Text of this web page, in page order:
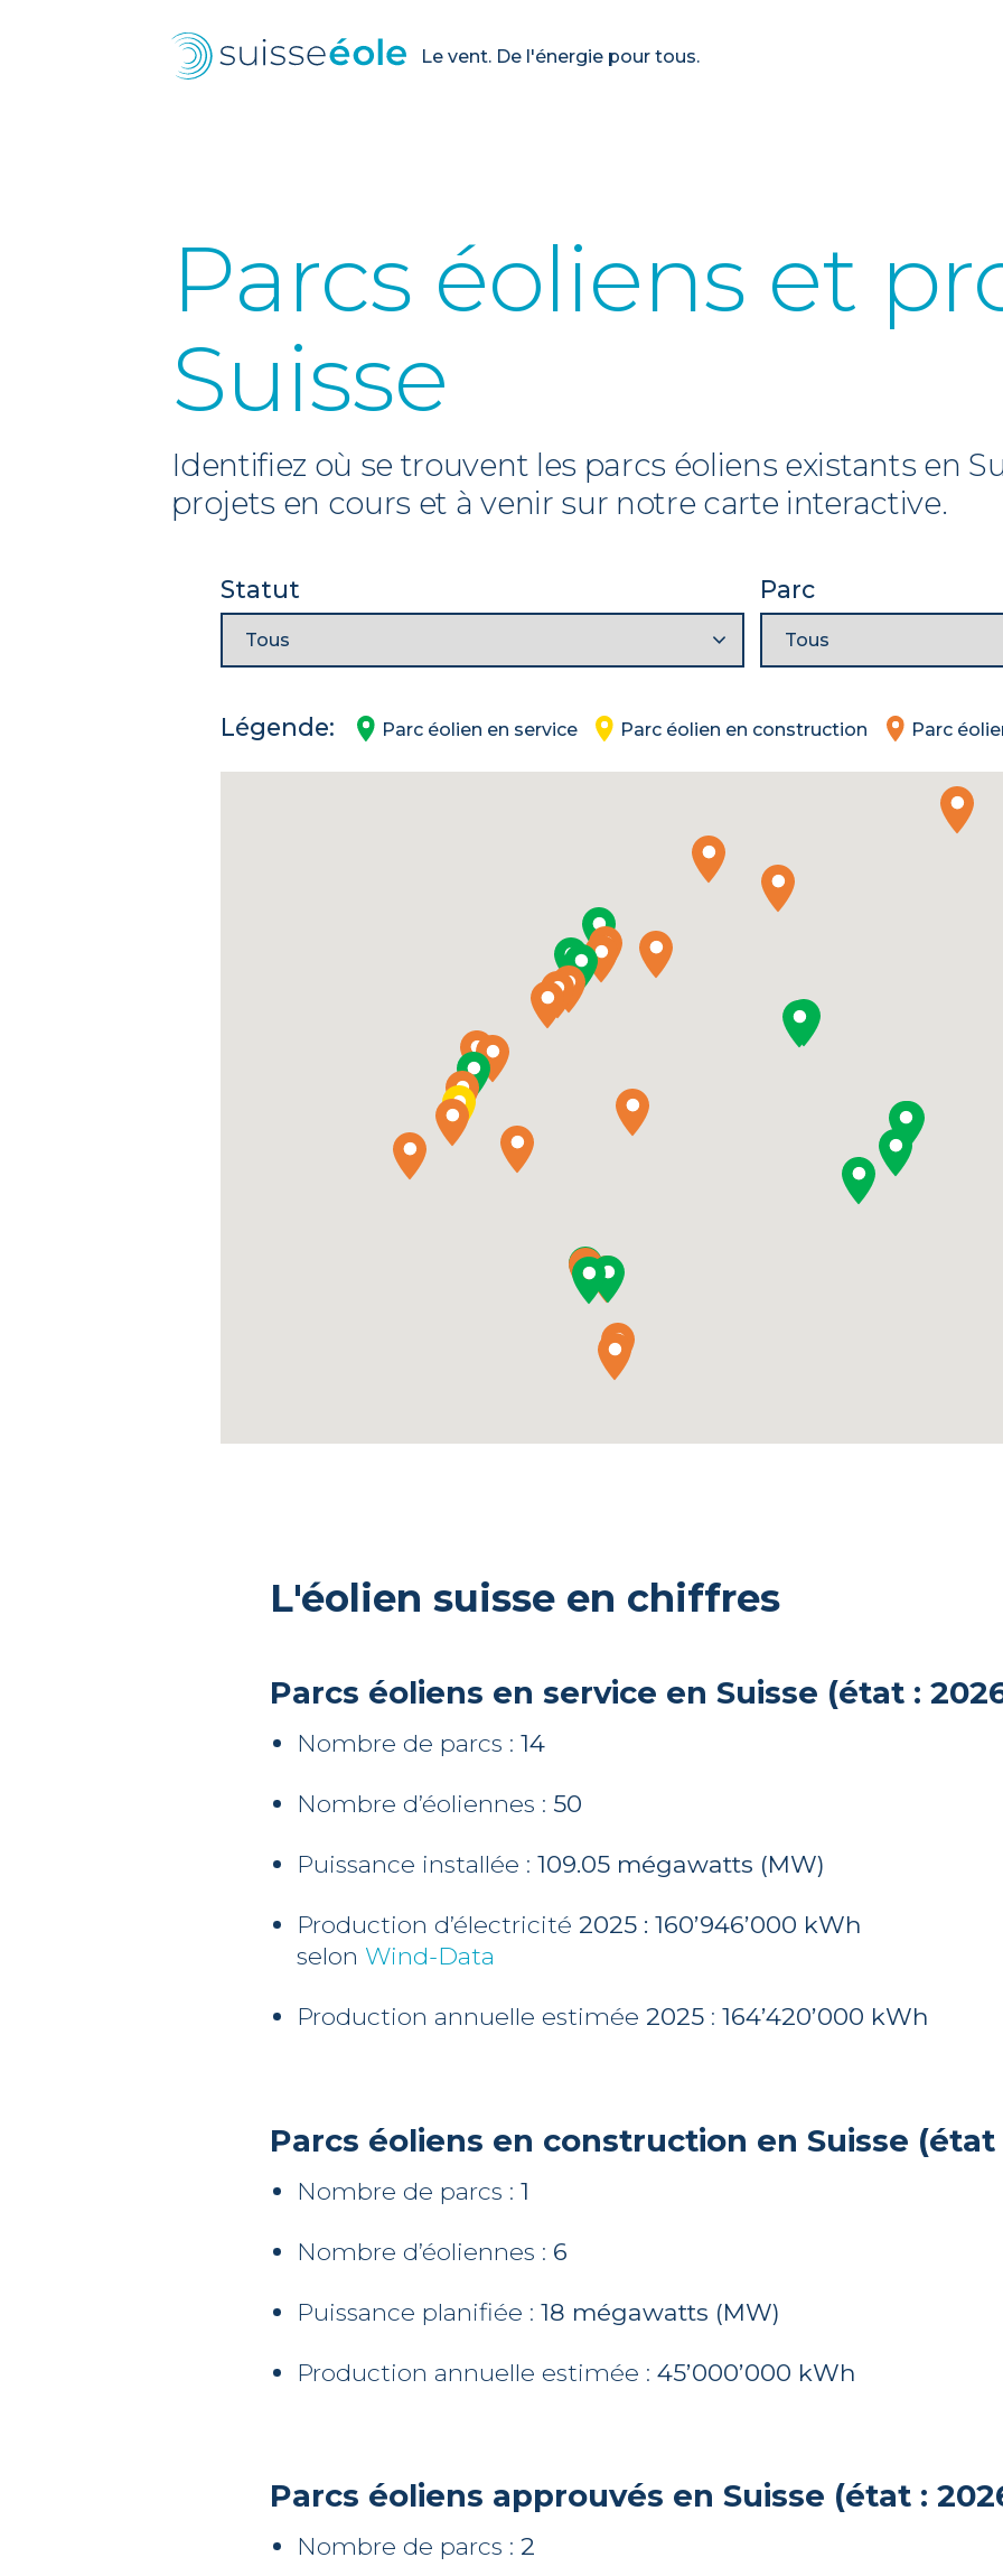
Le vent. De l'énergie pour tous.
Parcs éoliens et
Suisse
Identifiez où se trouvent les parcs éoliens existants en
projets en cours et à venir sur notre carte interactive.
Statut Parc
Légende: Parc éolien en service Parc éolien en construction Parc
L'éolien suisse en chiffres
Parcs éoliens en service en Suisse (état :
Nombre de parcs :14
Nombre d’éoliennes : 50
Puissance installée :109.05 mégawatts (MW)
Production d’électricité 2025 : 160’946’000 kWh
selon Wind-Data
Production annuelle estimée 2025 :164’420’000 kWh
Parcs éoliens en construction en Suisse (état
Nombre de parcs :1
Nombre d’éoliennes : 6
Puissance planifiée :18 mégawatts (MW)
Production annuelle estimée :45’000’000 kWh
Parcs éoliens approuvés en Suisse (état :
Nombre de parcs : 2